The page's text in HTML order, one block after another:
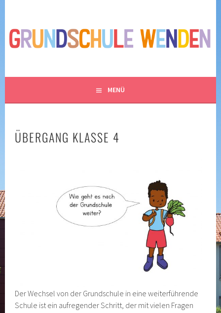
Inhalt
GRUNDSCHULE WENDEN
– SPIELEN, LACHEN UND LERNEN IM NORDEN
BRAUNSCHWEIGS
MENÜ
ÜBERGANG KLASSE 4
Der Wechsel von der Grundschule in eine weiterführende
Schule ist ein aufregender Schritt, der mit vielen Fragen